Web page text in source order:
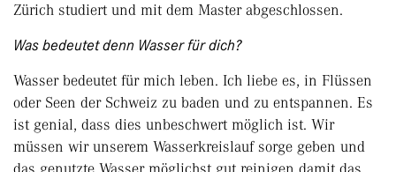
Zürich studiert und mit dem Master abgeschlossen.
Was bedeutet denn Wasser für dich?
Wasser bedeutet für mich leben. Ich liebe es, in Flüssen
oder Seen der Schweiz zu baden und zu entspannen. Es
ist genial, dass dies unbeschwert möglich ist. Wir
müssen wir unserem Wasserkreislauf sorge geben und